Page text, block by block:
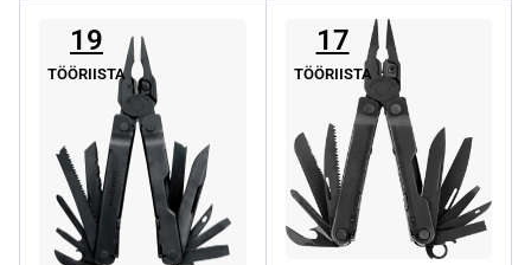
mitu
Valikuid
saab
teha
tootelehel.
19
TÖÖRIISTA
17
TÖÖRIISTA